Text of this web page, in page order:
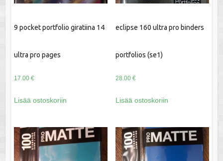
9 pocket portfolio giratiina 14
ultra pro pages
17.00 €
Lisää ostoskoriin
eclipse 160 ultra pro binders
portfolios (se1)
28.00 €
Lisää ostoskoriin